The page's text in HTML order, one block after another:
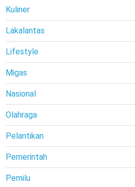
Kuliner
Lakalantas
Lifestyle
Migas
Nasional
Olahraga
Pelantikan
Pemerintah
Pemilu